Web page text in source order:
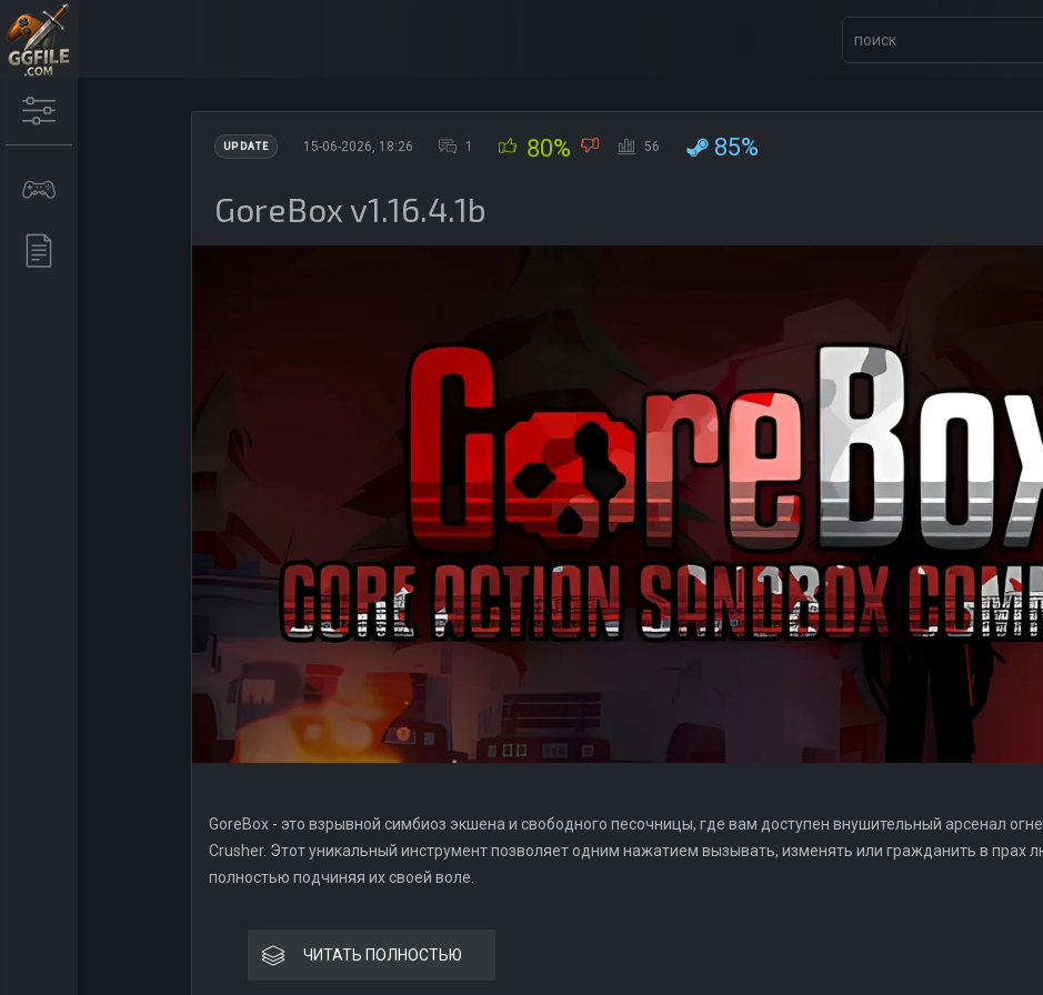
UPDATE 15-06-2026, 18:26 1 80% 56 85%
GoreBox v1.16.4.1b
GoreBox - это взрывной симбиоз экшена и свободного песочницы, где вам доступен внушительный арсенал
Crusher. Этот уникальный инструмент позволяет одним нажатием вызывать, изменять или гражданить в прах
полностью подчиняя их своей воле.
ЧИТАТЬ ПОЛНОСТЬЮ